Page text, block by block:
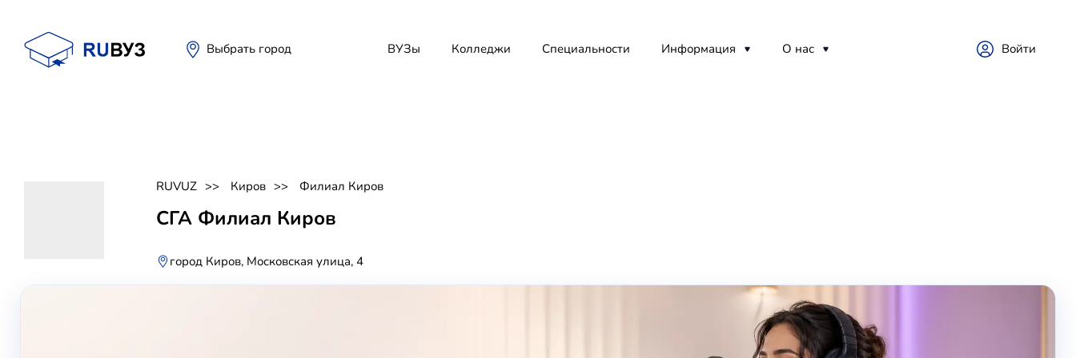
Выбрать город ВУЗы Колледжи Специальности Информация О нас Войти
RUVUZ Киров Филиал Киров
СГА Филиал Киров
город Киров, Московская улица, 4